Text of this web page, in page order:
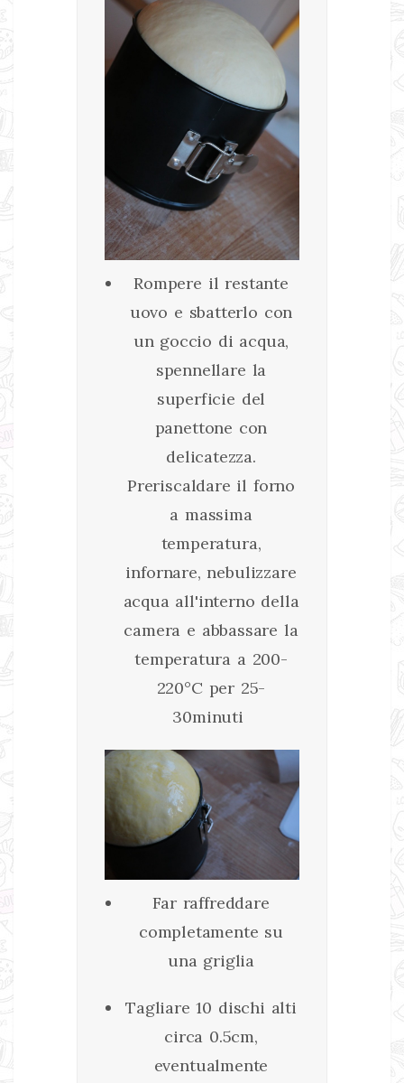
Rompere il restante
uovo e sbatterlo con
un goccio di acqua,
spennellare la
superficie del
panettone con
delicatezza.
Preriscaldare il forno
a massima
temperatura,
infornare, nebulizzare
acqua all'interno della
camera e abbassare la
temperatura a 200-
220°C per 25-
30minuti
Far raffreddare
completamente su
una griglia
Tagliare 10 dischi alti
circa 0.5cm,
eventualmente